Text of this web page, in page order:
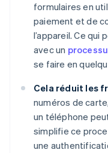
formulaires en
paiement et de
l’appareil. Ce qui
avec un
se faire en
Cela réduit les
numéros de
un téléphone
simplifie ce
une